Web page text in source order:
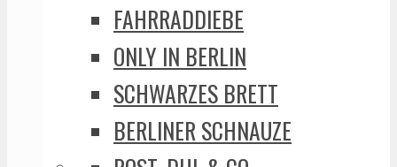
FAHRRADDIEBE
ONLY IN BERLIN
SCHWARZES BRETT
BERLINER SCHNAUZE